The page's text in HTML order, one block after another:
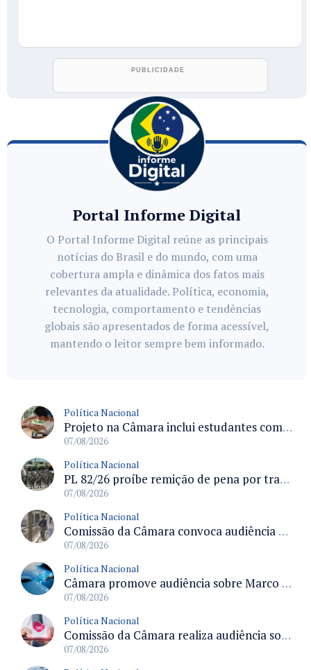
Portal Informe Digital
O Portal Informe Digital reúne as principais
notícias do Brasil e do mundo, com uma
cobertura ampla e dinâmica dos fatos mais
relevantes da atualidade. Política, economia,
tecnologia, comportamento e tendências
globais são apresentados de forma acessível,
mantendo o leitor sempre bem informado.
Política Nacional
Projeto na Câmara inclui estudantes com deficiência no regime escolar especial da LDB e estabelece critérios para frequência
07/08/2026
Política Nacional
PL 82/26 proíbe remição de pena por trabalho em funções militares para condenados por crimes contra o Estado Democrático de Direito
07/08/2026
Política Nacional
Comissão da Câmara convoca audiência para discutir misoginia nas escolas e universidades após divulgação de listas misóginas
07/08/2026
Política Nacional
Câmara promove audiência sobre Marco de Fomento à Economia Digital e impactos da inteligência artificial
07/08/2026
Política Nacional
Comissão da Câmara realiza audiência sobre apostas online para medir o tamanho do mercado ilegal
07/08/2026